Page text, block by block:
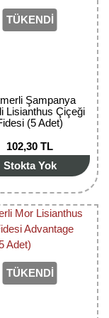
TÜKENDİ
Şampanya
Lisianthus Çiçeği
(5 Adet)
102,30 TL
Stokta Yok
TÜKENDİ